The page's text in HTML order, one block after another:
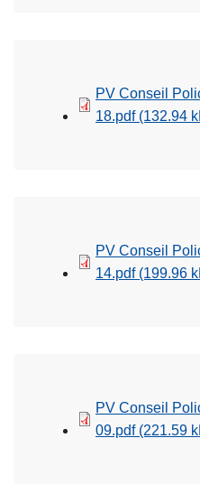
PV Conseil
18.pdf (132.94
PV Conseil
14.pdf (199.96
PV Conseil
09.pdf (221.59